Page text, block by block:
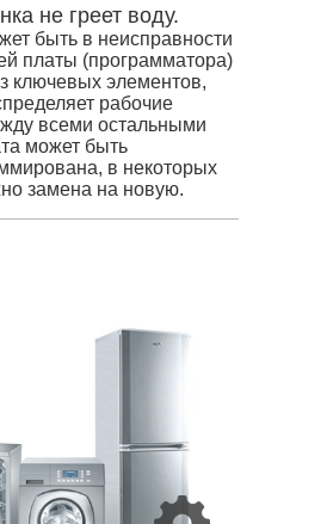
не греет воду.
быть в неисправности
платы (программатора)
ключевых элементов,
рабочие
всеми остальными
может быть
в некоторых
замена на новую.